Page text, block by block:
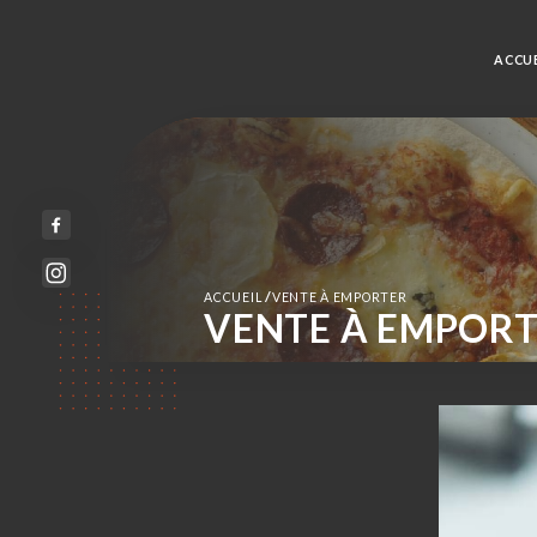
ACCUEIL/VENTE À EMPORTER
VENTE À